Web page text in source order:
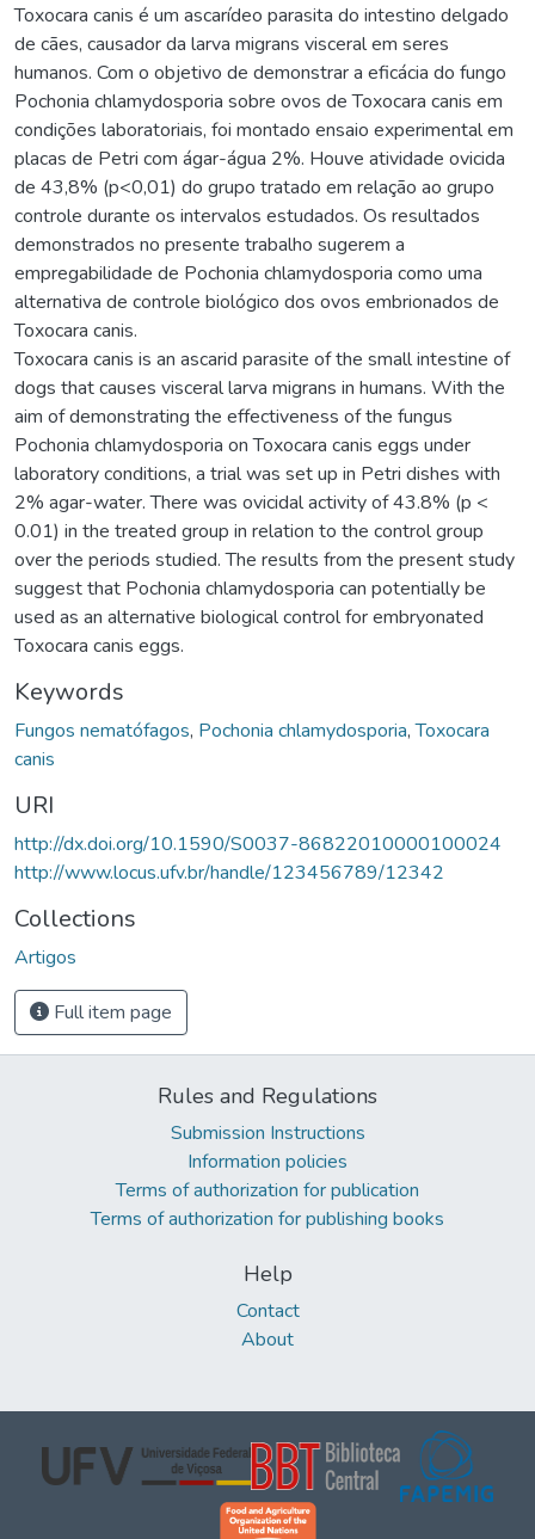
Toxocara canis é um ascarídeo parasita do intestino delgado
de cães, causador da larva migrans visceral em seres
humanos. Com o objetivo de demonstrar a eficácia do fungo
Pochonia chlamydosporia sobre ovos de Toxocara canis em
condições laboratoriais, foi montado ensaio experimental em
placas de Petri com ágar-água 2%. Houve atividade ovicida
de 43,8% (p<0,01) do grupo tratado em relação ao grupo
controle durante os intervalos estudados. Os resultados
demonstrados no presente trabalho sugerem a
empregabilidade de Pochonia chlamydosporia como uma
alternativa de controle biológico dos ovos embrionados de
Toxocara canis.
Toxocara canis is an ascarid parasite of the small intestine of
dogs that causes visceral larva migrans in humans. With the
aim of demonstrating the effectiveness of the fungus
Pochonia chlamydosporia on Toxocara canis eggs under
laboratory conditions, a trial was set up in Petri dishes with
2% agar-water. There was ovicidal activity of 43.8% (p <
0.01) in the treated group in relation to the control group
over the periods studied. The results from the present study
suggest that Pochonia chlamydosporia can potentially be
used as an alternative biological control for embryonated
Toxocara canis eggs.
Keywords
Fungos nematófagos, Pochonia chlamydosporia,Toxocara
canis
URI
http://dx.doi.org/10.1590/S0037-86822010000100024
http://www.locus.ufv.br/handle/123456789/12342
Collections
Artigos
Full item page
Rules and Regulations
Submission Instructions
Information policies
Terms of authorization for publication
Terms of authorization for publishing books
Help
Contact
About